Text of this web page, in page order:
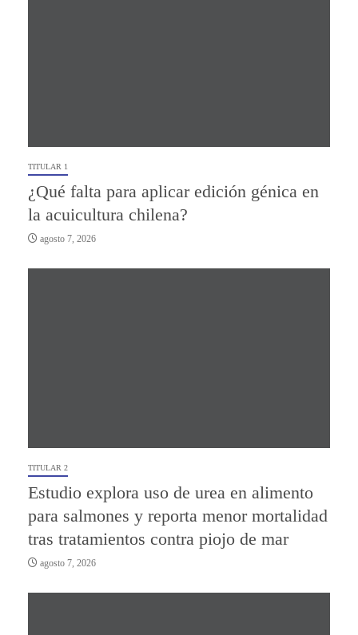
TITULAR 1
¿Qué falta para aplicar edición génica en
la acuicultura chilena?
agosto 7, 2026
TITULAR 2
Estudio explora uso de urea en alimento
para salmones y reporta menor mortalidad
tras tratamientos contra piojo de mar
agosto 7, 2026